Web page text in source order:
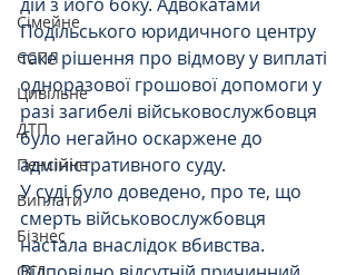
Сімейне
ЄСПЛ
Цивільне
ДТП
Пенсійне
Виплати
Бізнес
Подільського юридичного центру
таке рішення про відмову у виплаті
одноразової грошової допомоги у
разі загибелі військовослужбовця
було негайно оскаржене до
адміністративного суду.
У суді було доведено, про те, що
смерть військовослужбовця
настала внаслідок вбивства.